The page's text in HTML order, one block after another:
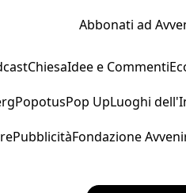
Abbonati ad
ChiesaIdee e Commenti
PopotusPop UpLuoghi
PubblicitàFondazione